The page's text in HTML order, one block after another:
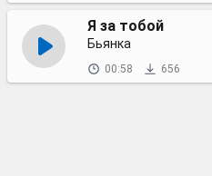
Я за тобой
Бьянка
00:58 656